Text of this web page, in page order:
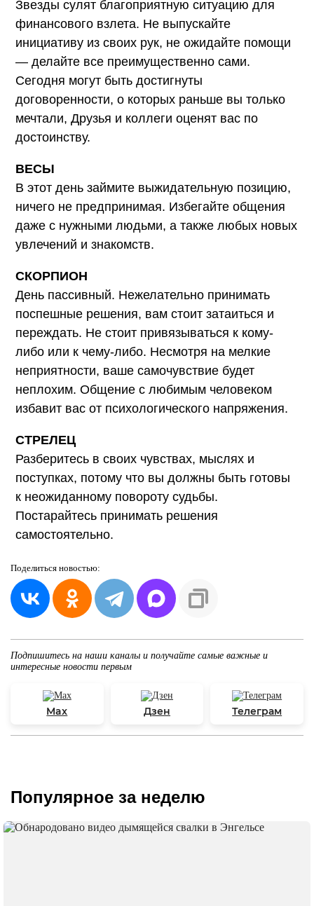
Звезды сулят благоприятную ситуацию для
финансового взлета. Не выпускайте
инициативу из своих рук, не ожидайте помощи
— делайте все преимущественно сами.
Сегодня могут быть достигнуты
договоренности, о которых раньше вы только
мечтали, Друзья и коллеги оценят вас по
достоинству.
ВЕСЫ
В этот день займите выжидательную позицию,
ничего не предпринимая. Избегайте общения
даже с нужными людьми, а также любых новых
увлечений и знакомств.
СКОРПИОН
День пассивный. Нежелательно принимать
поспешные решения, вам стоит затаиться и
переждать. Не стоит привязываться к кому-
либо или к чему-либо. Несмотря на мелкие
неприятности, ваше самочувствие будет
неплохим. Общение с любимым человеком
избавит вас от психологического напряжения.
СТРЕЛЕЦ
Разберитесь в своих чувствах, мыслях и
поступках, потому что вы должны быть готовы
к неожиданному повороту судьбы.
Постарайтесь принимать решения
самостоятельно.
Поделиться новостью:
Подпишитесь на наши каналы и получайте самые важные и
интересные новости первым
Max Дзен Телеграм
Популярное за неделю